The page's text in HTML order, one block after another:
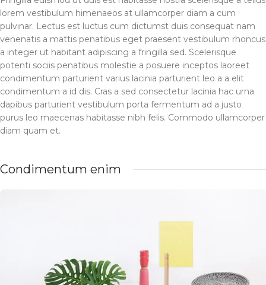
lorem vestibulum himenaeos at ullamcorper diam a cum
pulvinar. Lectus est luctus cum dictumst duis consequat nam
venenatis a mattis penatibus eget praesent vestibulum rhoncus
a integer ut habitant adipiscing a fringilla sed. Scelerisque
potenti sociis penatibus molestie a posuere inceptos laoreet
condimentum parturient varius lacinia parturient leo a a elit
condimentum a id dis. Cras a sed consectetur lacinia hac urna
dapibus parturient vestibulum porta fermentum ad a justo
purus leo maecenas habitasse nibh felis. Commodo ullamcorper
diam quam et.
Condimentum enim